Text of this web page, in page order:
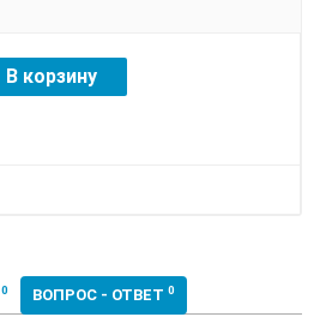
В корзину
0 ВОПРОС - ОТВЕТ 0